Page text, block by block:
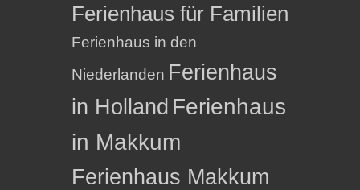
Ferienhaus für Familien
Ferienhaus in den
Niederlanden Ferienhaus
in Holland Ferienhaus
in Makkum
Ferienhaus Makkum